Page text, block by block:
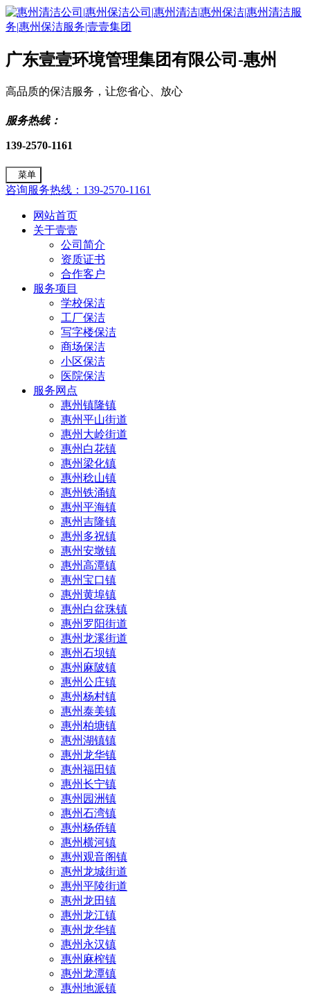
广东壹壹环境管理集团有限公司-惠州
高品质的保洁服务，让您省心、放心
服务热线：
139-2570-1161
菜单
咨询服务热线：139-2570-1161
网站首页
关于壹壹
公司简介
资质证书
合作客户
服务项目
学校保洁
工厂保洁
写字楼保洁
商场保洁
小区保洁
医院保洁
服务网点
惠州镇隆镇
惠州平山街道
惠州大岭街道
惠州白花镇
惠州梁化镇
惠州稔山镇
惠州铁涌镇
惠州平海镇
惠州吉隆镇
惠州多祝镇
惠州安墩镇
惠州高潭镇
惠州宝口镇
惠州黄埠镇
惠州白盆珠镇
惠州罗阳街道
惠州龙溪街道
惠州石坝镇
惠州麻陂镇
惠州公庄镇
惠州杨村镇
惠州泰美镇
惠州柏塘镇
惠州湖镇镇
惠州龙华镇
惠州福田镇
惠州长宁镇
惠州园洲镇
惠州石湾镇
惠州杨侨镇
惠州横河镇
惠州观音阁镇
惠州龙城街道
惠州平陵街道
惠州龙田镇
惠州龙江镇
惠州龙华镇
惠州永汉镇
惠州麻榨镇
惠州龙潭镇
惠州地派镇